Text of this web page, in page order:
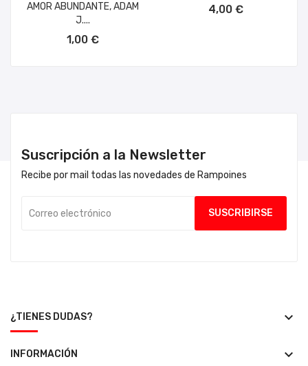
AMOR ABUNDANTE, ADAM
J....
1,00 €
4,00 €
Suscripción a la Newsletter
Recibe por mail todas las novedades de Rampoines
¿TIENES DUDAS? keyboard_arrow_down
INFORMACIÓN keyboard_arrow_down